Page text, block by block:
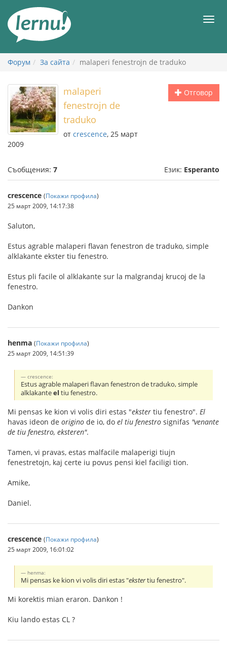
съдържанието
Форум За сайта malaperi fenestrojn de traduko
Отговор
malaperi
fenestrojn de
traduko
от crescence, 25 март
2009
Съобщения: 7 Език: Esperanto
crescence (Покажи профила)
25 март 2009, 14:17:38
Saluton,
Estus agrable malaperi flavan fenestron de traduko, simple
alklakante ekster tiu fenestro.
Estus pli facile ol alklakante sur la malgrandaj krucoj de la
fenestro.
Dankon
henma (Покажи профила)
25 март 2009, 14:51:39
crescence:
Estus agrable malaperi flavan fenestron de traduko, simple
alklakanteel tiu fenestro.
Mi pensas ke kion vi volis diri estas "ekster tiu fenestro". El
havas ideon de origino de io, do el tiu fenestro signifas "venante
de tiu fenestro, eksteren".
Tamen, vi pravas, estas malfacile malaperigi tiujn
fenestretojn, kaj certe iu povus pensi kiel faciligi tion.
Amike,
Daniel.
crescence (Покажи профила)
25 март 2009, 16:01:02
henma:
Mi pensas ke kion vi volis diri estas "ekstertiu fenestro".
Mi korektis mian eraron. Dankon !
Kiu lando estas CL ?